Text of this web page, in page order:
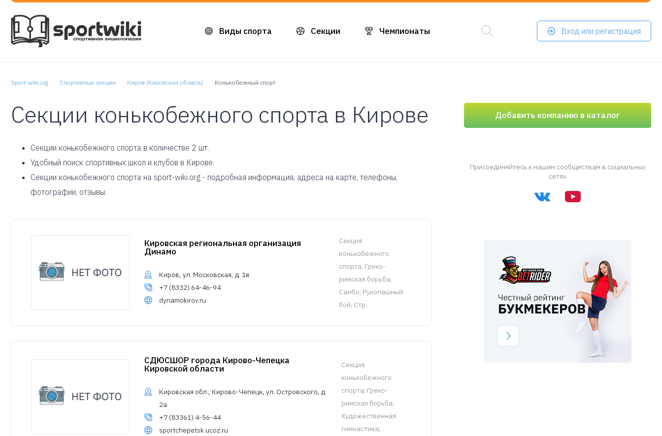
Виды спорта Секции Чемпионаты Вход или регистрация
Sport-wiki.org Спортивные секции Киров (Кировская область) Конькобежный спорт
Секции конькобежного спорта в Кирове
Cекции конькобежного спорта в количестве 2 шт.
Удобный поиск спортивных школ и клубов в Кирове.
Секции конькобежного спорта на sport-wiki.org - подробная информация, адреса на карте, телефоны,
фотографии, отзывы.
Кировская региональная организация
Динамо
Киров, ул. Московская, д. 1в
+7 (8332) 64-46-94
dynamokirov.ru
Cекция
конькобежного
спорта; Греко-
римская борьба;
Самбо; Рукопашный
бой; Стр...
СДЮСШОР города Кирово-Чепецка
Кировской области
Кировская обл., Кирово-Чепецк, ул. Островского, д.
2а
+7 (83361) 4-56-44
sportchepetsk.ucoz.ru
Cекция
конькобежного
спорта; Греко-
римская борьба;
Художественная
гимнастика;...
Добавить компанию в каталог
Присоединяйтесь к нашим сообществам в социальных
сетях